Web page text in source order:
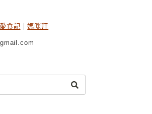
愛食記 ｜媽咪拜